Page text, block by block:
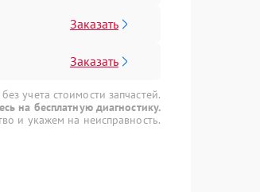
Заказать
Заказать
учета стоимости запчастей.
на бесплатную диагностику.
и укажем на неисправность.